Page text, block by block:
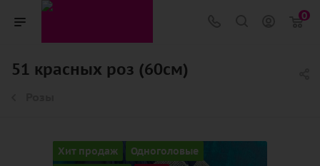
0
51 красных роз (60см)
Хит продаж
Одноголовые